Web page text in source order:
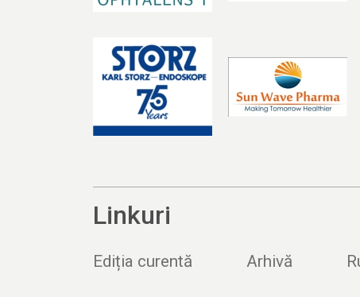
Linkuri
Ediția curentă Arhivă